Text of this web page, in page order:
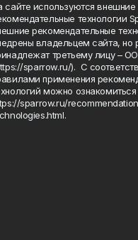
сайте используются внешние
технологии
рекомендательные
владельцем сайта, но
третьему лицу –
sparrow.ru/). С
применения
можно ознакомиться
sparrow.ru/